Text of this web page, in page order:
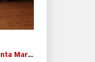
Casa en Alquiler en Residencial Real Santa María Este